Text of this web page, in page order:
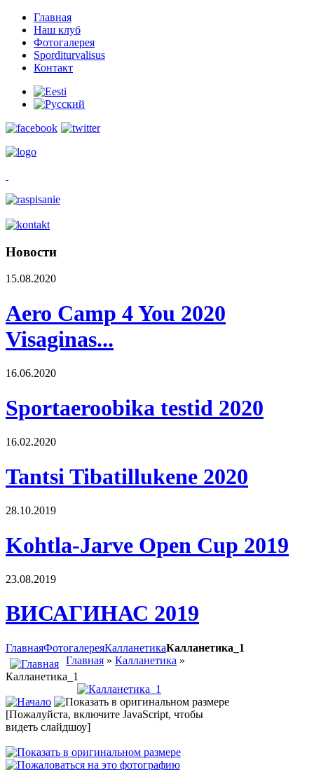
Главная
Наш клуб
Фотогалерея
Sporditurvalisus
Контакт
Новости
15.08.2020
Aero Camp 4 You 2020
Visaginas...
16.06.2020
Sportaeroobika testid 2020
16.02.2020
Tantsi Tibatillukene 2020
28.10.2019
Kohtla-Jarve Open Cup 2019
23.08.2019
ВИСАГИНАС 2019
ГлавнаяФотогалереяКалланетикаКалланетика_1
Главная » Калланетика »
Калланетика_1
[Пожалуйста, включите JavaScript, чтобы
видеть слайдшоу]